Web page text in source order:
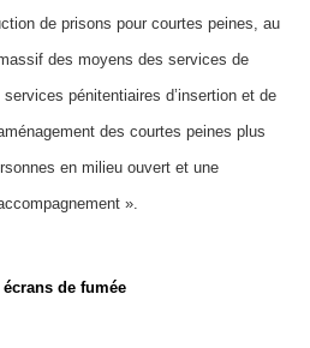
de prisons pour courtes peines, au
des moyens des services de
pénitentiaires d’insertion et de
des courtes peines plus
en milieu ouvert et une
».
de fumée